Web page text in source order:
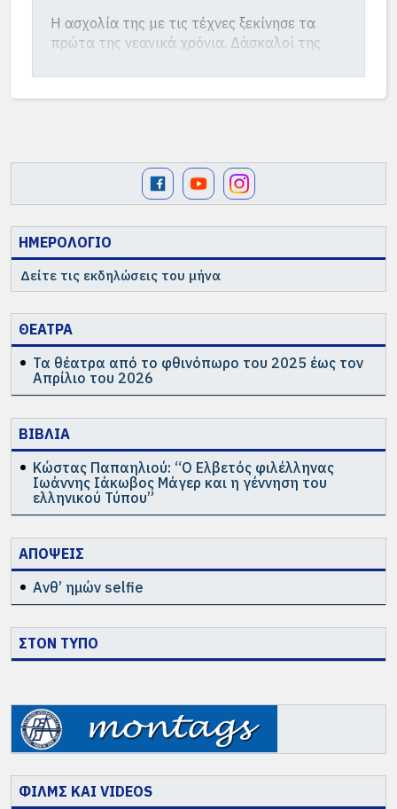
ΗΜΕΡΟΛΟΓΙΟ
Δείτε τις εκδηλώσεις του μήνα
ΘΕΑΤΡΑ
Τα θέατρα από το φθινόπωρο του 2025 έως τον
Απρίλιο του 2026
ΒΙΒΛΙΑ
Κώστας Παπαηλιού: “Ο Ελβετός φιλέλληνας
Ιωάννης Ιάκωβος Μάγερ και η γέννηση του
ελληνικού Τύπου”
ΑΠΟΨΕΙΣ
Ανθ’ ημών selfie
ΣΤΟΝ ΤΥΠΟ
Η ασχολία της με τις τέχνες ξεκίνησε τα
πρώτα της νεανικά χρόνια. Δάσκαλοί της
Pejas, Kurt Sohns, Ελένη Νταλαμπέκη, Βίκυ
Αναστασίου, Παναγιώτα Στάικου και
Κορομηλά.
Έχει λάβει μέρος σε πολλές ομαδικές
είναι:
· Τον Ιούνιο του 2018 στο Ίδρυμα
Κακογιάννη στην Αθήνα και τον Οκτώβριο
Λευκωσία με θέμα τους Αγνοούμενους από
τα γεγονότα της Κυπριακής τραγωδίας και
τίτλο «Αγνοούμενοι στη σκιά της απουσίας
τους».
· Τον Αύγουστο του 2018 στο Μανιατάκειο
Ίδρυμα της Κορώνης στα πλαίσια του
Φεστιβάλ Κορώνης με τίτλο «Από-Δράσεις».
· τον Μάιο του 2019 στην Γκαλερί
Γκοβεδάρου στην Θεσσαλονίκη και τον
Λαμία στα πλαίσια της έκθεσης με τίτλο
«1st Touring for Art: Show me what you got».
Τον Μάρτιο του 2019 είχε ατομική έκθεση
στην Αθήνα, Βαλαωρίτου 9Γ με τίτλο
«Προσεγγίσεις».
Thessaloniki (11/2018 & 11/2019) με τις
Kaplanon Galleries.
Έλαβε επίσης επίσημη πρόσκληση
συμμετοχής στην XIIth FLORENCE
BIENNALE (18–27 Οκτωβρίου 2019).
ΦΙΛΜΣ ΚΑΙ VIDEOS